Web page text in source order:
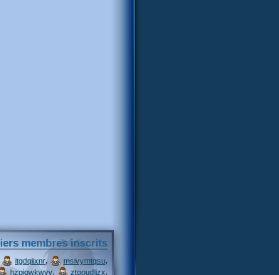
membres inscrits
itgdqiixnr, msivymtqsu
hzpjqwkwvv ztgoudljzx